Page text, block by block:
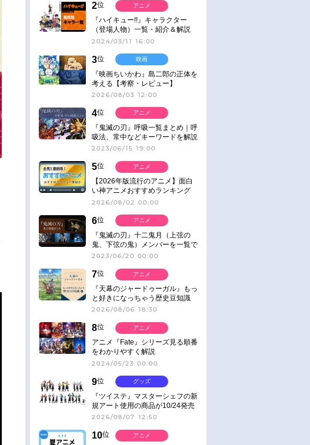
2位
『ハイキュー!!』キャラクター
（登場人物）一覧・紹介＆解説
2024/03/11 16:00
アニメ
3位
『映画ちいかわ』島二郎の正体を
考える【考察・レビュー】
2026/08/03 12:00
映画
4位
『鬼滅の刃』呼吸一覧まとめ｜呼
吸法、常中などキーワードを解説
2023/06/15 19:00
アニメ
5位
【2026年版流行のアニメ】面白
い神アニメおすすめランキング
【名作・話題作】｜ジャンル別人
2026/08/02 00:00
アニメ
6位
『鬼滅の刃』十二鬼月（上弦の
鬼、下弦の鬼）メンバーを一覧で
紹介＆解説（登場鬼の情報まと
2023/06/20 00:00
アニメ
7位
『天幕のジャードゥーガル』もっ
と好きになっちゃう歴史豆知識
2026/08/06 18:30
アニメ
8位
アニメ『Fate』シリーズ見る順番
をわかりやすく解説
2024/05/23 00:00
アニメ
9位
『ツイステ』マスターシェフの新
規アート使用の商品が10/24発売
2026/08/07 12:50
グッズ
10位
アニメ